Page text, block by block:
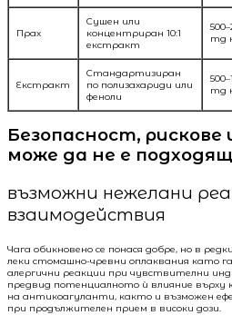
Прах
Сушен или
концентриран 10:1
екстракт
mg
Екстракт
Стандартизиран
по полизахариди или
феноли
mg
Безопасност, рискове
може да не е
възможни нежелани
взаимодействия
Чага обикновено се понася добре, но в
леки стомашно-чревни оплаквания като
алергични реакции при чувствителни
предвид потенциалното ѝ влияние върху
на антикоагуланти, както и възможен
при продължителен прием в високи дози.